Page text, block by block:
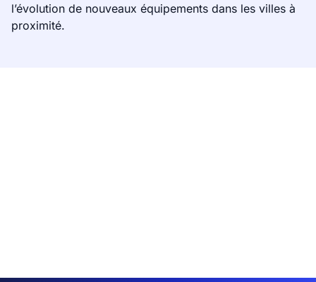
l’évolution de nouveaux équipements dans les villes à
proximité.